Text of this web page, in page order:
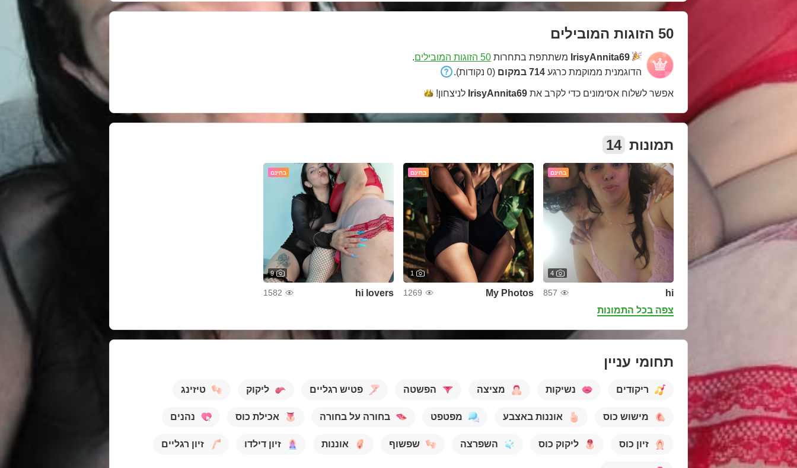
50 הזוגות המובילים
IrisyAnnita69 משתתפת בתחרות 50 הזוגות המובילים
.
הדוגמנית ממוקמת כרגע 714 במקום (0 נקודות).
אפשר לשלוח אסימונים כדי לקרב את IrisyAnnita69 לניצחון!
תמונות 14
בחינם
4
hi
857
בחינם
1
My Photos
1269
בחינם
9
hi lovers
1582
צפה בכל התמונות
תחומי עניין
ריקודים נשיקות מציצה הפשטה פטיש רגליים ליקוק טיזינג
מישוש כוס אוננות באצבע מפטפט בחורה על בחורה אכילת כוס נהנים
זיון כוס ליקוק כוס השפרצה שפשוף אוננות זיון דילדו זיון רגליים